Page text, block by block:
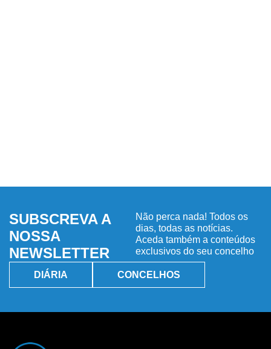
SUBSCREVA A
NOSSA
NEWSLETTER
Não perca nada! Todos os
dias, todas as notícias.
Aceda também a conteúdos
exclusivos do seu concelho
DIÁRIA CONCELHOS